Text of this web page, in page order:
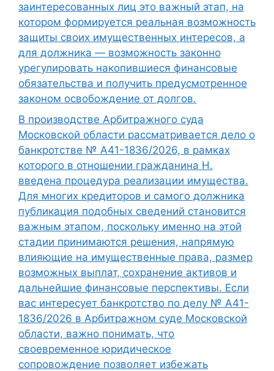
заинтересованных лиц это важный этап, на
котором формируется реальная возможность
защиты своих имущественных интересов, а
для должника — возможность законно
урегулировать накопившиеся финансовые
обязательства и получить предусмотренное
законом освобождение от долгов.
В производстве Арбитражного суда
Московской области рассматривается дело о
банкротстве № А41-1836/2026, в рамках
которого в отношении гражданина Н.
введена процедура реализации имущества.
Для многих кредиторов и самого должника
публикация подобных сведений становится
важным этапом, поскольку именно на этой
стадии принимаются решения, напрямую
влияющие на имущественные права, размер
возможных выплат, сохранение активов и
дальнейшие финансовые перспективы. Если
вас интересует банкротство по делу № А41-
1836/2026 в Арбитражном суде Московской
области, важно понимать, что
своевременное юридическое
сопровождение позволяет избежать